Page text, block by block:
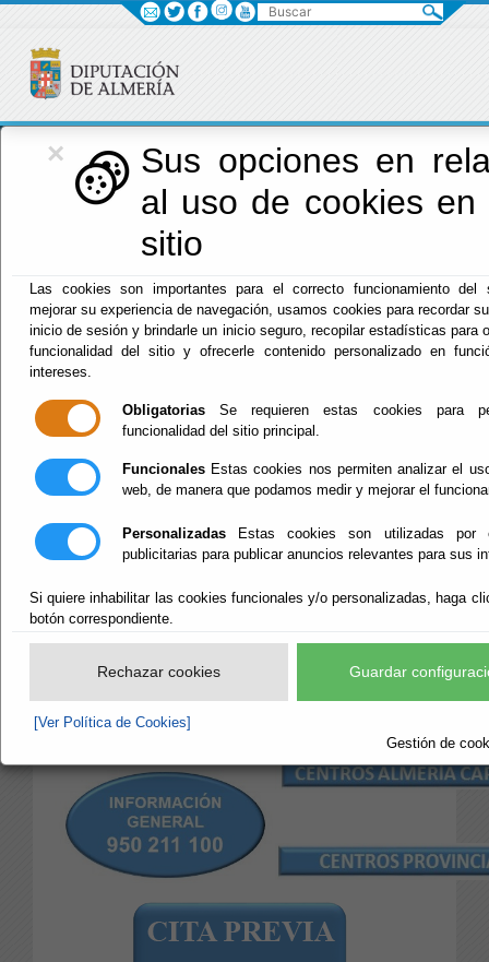
×
Sus opciones en
al uso de cookies en
sitio
Las cookies son importantes para el correcto funcionamiento del
mejorar su experiencia de navegación, usamos cookies para recordar
inicio de sesión y brindarle un inicio seguro, recopilar estadísticas para
funcionalidad del sitio y ofrecerle contenido personalizado en
intereses.
Obligatorias Se requieren estas cookies para
funcionalidad del sitio principal.
Funcionales Estas cookies nos permiten analizar el
web, de manera que podamos medir y mejorar el
Personalizadas Estas cookies son utilizadas por
publicitarias para publicar anuncios relevantes para sus
Si quiere inhabilitar las cookies funcionales y/o personalizadas, haga
botón correspondiente.
Rechazar cookies Guardar
[Ver Política de Cookies]
Gestión de
Diputación
Menú Diputación
DIPUTACIÓN
INFORMACIÓN
GENERAL
CENTROS
DIPUTACIÓN
Escuchar
Direcciones de Centros y
Oficinas de la Diputación de
Almería y sus teléfonos de
Contacto
Buscar